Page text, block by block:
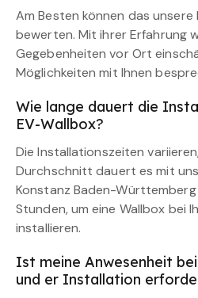
Am Besten können das unsere
bewerten. Mit ihrer Erfahrung
Gegebenheiten vor Ort
Möglichkeiten mit Ihnen
Wie lange dauert die
EV-Wallbox?
Die Installationszeiten
Durchschnitt dauert es mit
Konstanz Baden-
Stunden, um eine Wallbox bei
installieren.
Ist meine Anwesenheit
und er Installation